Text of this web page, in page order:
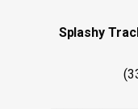
Splashy